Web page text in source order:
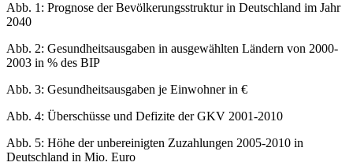
Abb. 1: Prognose der Bevölkerungsstruktur in Deutschland im Jahr
2040
Abb. 2: Gesundheitsausgaben in ausgewählten Ländern von 2000-
2003 in % des BIP
Abb. 3: Gesundheitsausgaben je Einwohner in €
Abb. 4: Überschüsse und Defizite der GKV 2001-2010
Abb. 5: Höhe der unbereinigten Zuzahlungen 2005-2010 in
Deutschland in Mio. Euro